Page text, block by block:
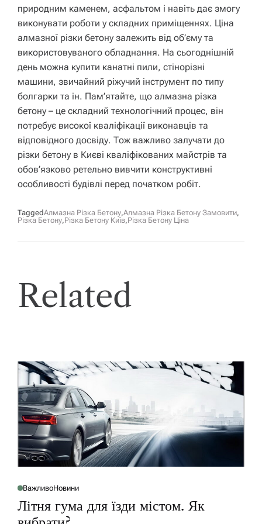
природним каменем, асфальтом і навіть дає змогу
виконувати роботи у складних приміщеннях. Ціна
алмазної різки бетону залежить від об’єму та
використовуваного обладнання. На сьогоднішній
день можна купити канатні пили, стінорізні
машини, звичайний ріжучий інструмент по типу
болгарки та ін. Пам’ятайте, що алмазна різка
бетону – це складний технологічний процес, він
потребує високої кваліфікації виконавців та
відповідного досвіду. Тож важливо залучати до
різки бетону в Києві кваліфікованих майстрів та
обов’язково ретельно вивчити конструктивні
особливості будівлі перед початком робіт.
TaggedАлмазна Різка Бетону,Алмазна Різка Бетону Замовити,
Різка Бетону,Різка Бетону Київ,Різка Бетону Ціна
Related
P
S
T
E
ВажливоНовини
Літня гума для їзди містом. Як